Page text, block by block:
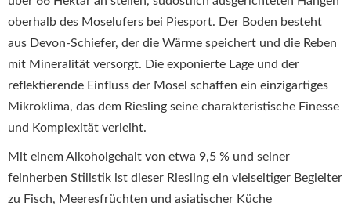
oberhalb des Moselufers bei Piesport. Der Boden besteht
aus Devon-Schiefer, der die Wärme speichert und die Reben
mit Mineralität versorgt. Die exponierte Lage und der
reflektierende Einfluss der Mosel schaffen ein einzigartiges
Mikroklima, das dem Riesling seine charakteristische Finesse
und Komplexität verleiht.
Mit einem Alkoholgehalt von etwa 9,5 % und seiner
feinherben Stilistik ist dieser Riesling ein vielseitiger Begleiter
zu Fisch, Meeresfrüchten und asiatischer Küche